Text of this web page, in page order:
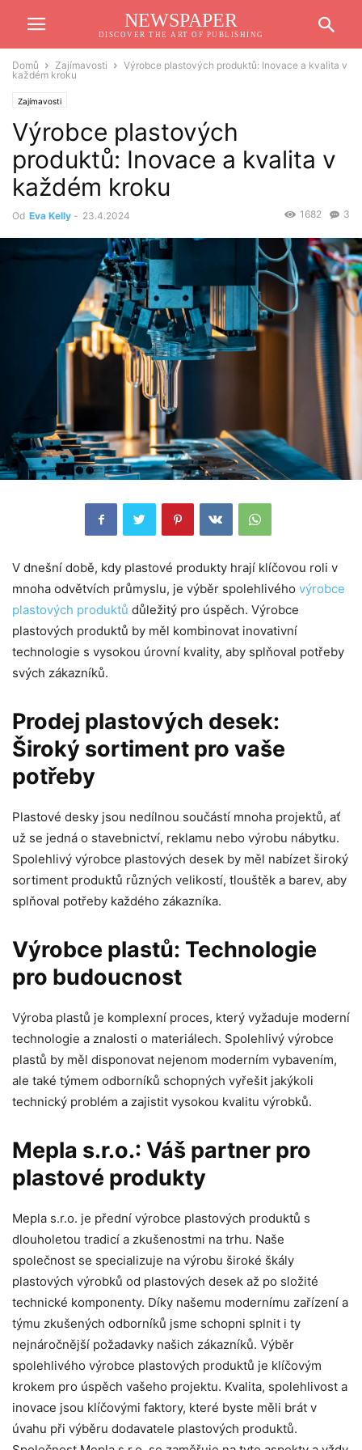
NEWSPAPER
DISCOVER THE ART OF PUBLISHING
Domů Zajímavosti
Výrobce plastových produktů: Inovace a kvalita v
každém kroku
Zajímavosti
Výrobce plastových
produktů: Inovace a kvalita v
každém kroku
Od Eva Kelly - 23.4.2024 3
1682
V dnešní době, kdy plastové produkty hrají klíčovou roli v
mnoha odvětvích průmyslu, je výběr spolehlivého výrobce
plastových produktů důležitý pro úspěch. Výrobce
plastových produktů by měl kombinovat inovativní
technologie s vysokou úrovní kvality, aby splňoval potřeby
svých zákazníků.
Prodej plastových desek:
Široký sortiment pro vaše
potřeby
Plastové desky jsou nedílnou součástí mnoha projektů, ať
už se jedná o stavebnictví, reklamu nebo výrobu nábytku.
Spolehlivý výrobce plastových desek by měl nabízet široký
sortiment produktů různých velikostí, tlouštěk a barev, aby
splňoval potřeby každého zákazníka.
Výrobce plastů: Technologie
pro budoucnost
Výroba plastů je komplexní proces, který vyžaduje moderní
technologie a znalosti o materiálech. Spolehlivý výrobce
plastů by měl disponovat nejenom moderním vybavením,
ale také týmem odborníků schopných vyřešit jakýkoli
technický problém a zajistit vysokou kvalitu výrobků.
Mepla s.r.o.: Váš partner pro
plastové produkty
Mepla s.r.o. je přední výrobce plastových produktů s
dlouholetou tradicí a zkušenostmi na trhu. Naše
společnost se specializuje na výrobu široké škály
plastových výrobků od plastových desek až po složité
technické komponenty. Díky našemu modernímu zařízení a
týmu zkušených odborníků jsme schopni splnit i ty
nejnáročnější požadavky našich zákazníků. Výběr
spolehlivého výrobce plastových produktů je klíčovým
krokem pro úspěch vašeho projektu. Kvalita, spolehlivost a
inovace jsou klíčovými faktory, které byste měli brát v
úvahu při výběru dodavatele plastových produktů.